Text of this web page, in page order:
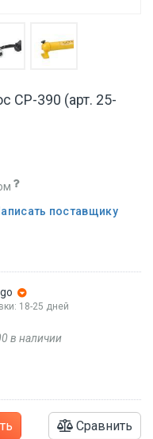
CP-390 (арт. 25-
поставщику
18-25 дней
в наличии
Сравнить